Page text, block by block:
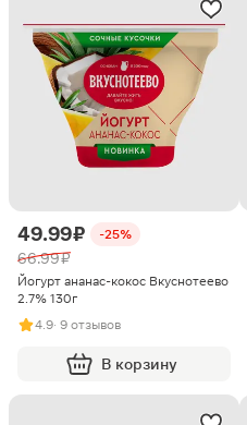
49.99 ₽ -25%
66.99 ₽
Йогурт ананас-кокос Вкуснотеево
2.7% 130г
4.9· 9 отзывов
В корзину